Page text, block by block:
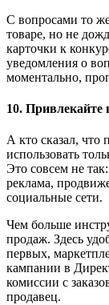
С вопросами то
товаре, но не
карточки к
уведомления о
моментально,
10.
А кто сказал, что
использовать
Это совсем не
реклама,
социальные сети.
Чем больше
продаж. Здесь
первых,
кампании в
комиссии с
продавец.